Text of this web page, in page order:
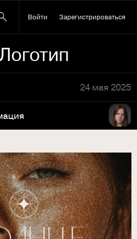
Войти Зарегистрироваться
24 мая 2025